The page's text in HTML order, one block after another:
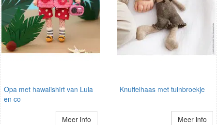
Opa met hawaiishirt van Lula
en co
Meer info
Knuffelhaas met tuinbroekje
Meer info